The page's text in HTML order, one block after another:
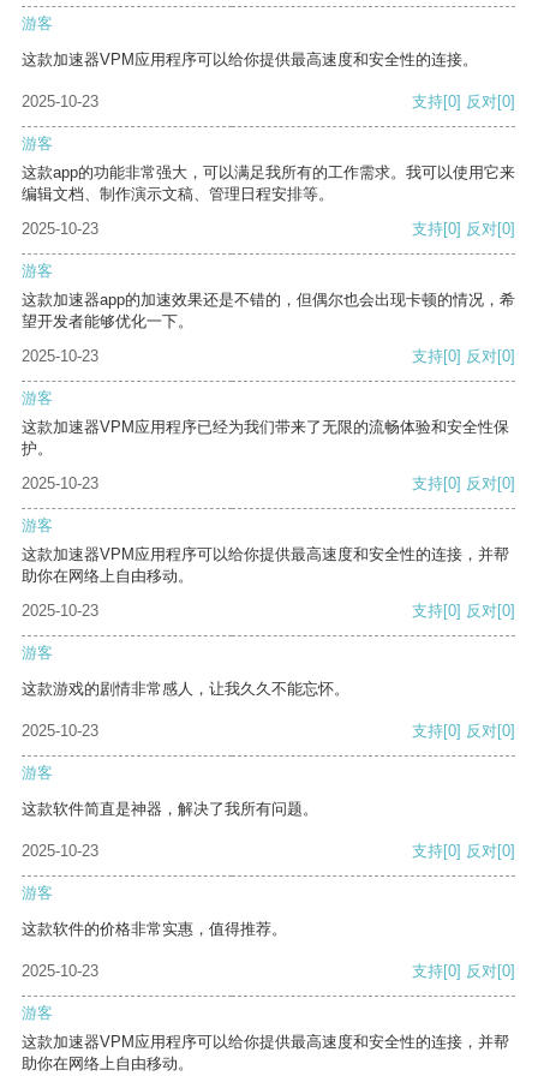
游客
这款加速器VPM应用程序可以给你提供最高速度和安全性的连接。
2025-10-23 支持[0] 反对[0]
游客
这款app的功能非常强大，可以满足我所有的工作需求。我可以使用它来
编辑文档、制作演示文稿、管理日程安排等。
2025-10-23
支持[0] 反对[0]
游客
这款加速器app的加速效果还是不错的，但偶尔也会出现卡顿的情况，希
望开发者能够优化一下。
2025-10-23
支持[0] 反对[0]
游客
这款加速器VPM应用程序已经为我们带来了无限的流畅体验和安全性保
护。
2025-10-23
支持[0] 反对[0]
游客
这款加速器VPM应用程序可以给你提供最高速度和安全性的连接，并帮
助你在网络上自由移动。
2025-10-23
支持[0] 反对[0]
游客
这款游戏的剧情非常感人，让我久久不能忘怀。
2025-10-23 支持[0] 反对[0]
游客
这款软件简直是神器，解决了我所有问题。
2025-10-23 支持[0] 反对[0]
游客
这款软件的价格非常实惠，值得推荐。
2025-10-23 支持[0] 反对[0]
游客
这款加速器VPM应用程序可以给你提供最高速度和安全性的连接，并帮
助你在网络上自由移动。